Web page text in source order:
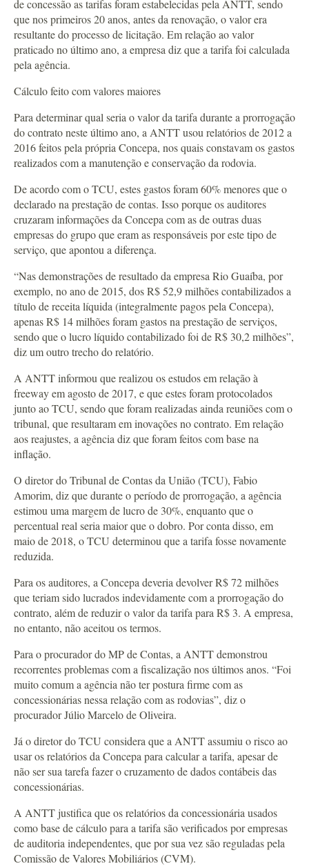
de concessão as tarifas foram estabelecidas pela ANTT, sendo
que nos primeiros 20 anos, antes da renovação, o valor era
resultante do processo de licitação. Em relação ao valor
praticado no último ano, a empresa diz que a tarifa foi calculada
pela agência.
Cálculo feito com valores maiores
Para determinar qual seria o valor da tarifa durante a prorrogação
do contrato neste último ano, a ANTT usou relatórios de 2012 a
2016 feitos pela própria Concepa, nos quais constavam os gastos
realizados com a manutenção e conservação da rodovia.
De acordo com o TCU, estes gastos foram 60% menores que o
declarado na prestação de contas. Isso porque os auditores
cruzaram informações da Concepa com as de outras duas
empresas do grupo que eram as responsáveis por este tipo de
serviço, que apontou a diferença.
“Nas demonstrações de resultado da empresa Rio Guaíba, por
exemplo, no ano de 2015, dos R$ 52,9 milhões contabilizados a
título de receita líquida (integralmente pagos pela Concepa),
apenas R$ 14 milhões foram gastos na prestação de serviços,
sendo que o lucro líquido contabilizado foi de R$ 30,2 milhões”,
diz um outro trecho do relatório.
A ANTT informou que realizou os estudos em relação à
freeway em agosto de 2017, e que estes foram protocolados
junto ao TCU, sendo que foram realizadas ainda reuniões com o
tribunal, que resultaram em inovações no contrato. Em relação
aos reajustes, a agência diz que foram feitos com base na
inflação.
O diretor do Tribunal de Contas da União (TCU), Fabio
Amorim, diz que durante o período de prorrogação, a agência
estimou uma margem de lucro de 30%, enquanto que o
percentual real seria maior que o dobro. Por conta disso, em
maio de 2018, o TCU determinou que a tarifa fosse novamente
reduzida.
Para os auditores, a Concepa deveria devolver R$ 72 milhões
que teriam sido lucrados indevidamente com a prorrogação do
contrato, além de reduzir o valor da tarifa para R$ 3. A empresa,
no entanto, não aceitou os termos.
Para o procurador do MP de Contas, a ANTT demonstrou
recorrentes problemas com a fiscalização nos últimos anos. “Foi
muito comum a agência não ter postura firme com as
concessionárias nessa relação com as rodovias”, diz o
procurador Júlio Marcelo de Oliveira.
Já o diretor do TCU considera que a ANTT assumiu o risco ao
usar os relatórios da Concepa para calcular a tarifa, apesar de
não ser sua tarefa fazer o cruzamento de dados contábeis das
concessionárias.
A ANTT justifica que os relatórios da concessionária usados
como base de cálculo para a tarifa são verificados por empresas
de auditoria independentes, que por sua vez são reguladas pela
Comissão de Valores Mobiliários (CVM).